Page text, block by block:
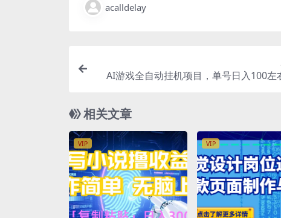
acalldelay
AI游戏全自动挂机项目，单号日入100左
相关文章
VIP VIP